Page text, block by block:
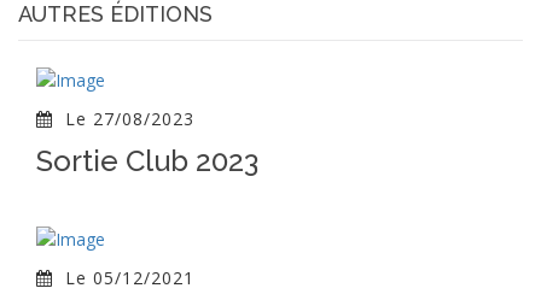
AUTRES ÉDITIONS
Le 27/08/2023
Sortie Club 2023
Le 05/12/2021